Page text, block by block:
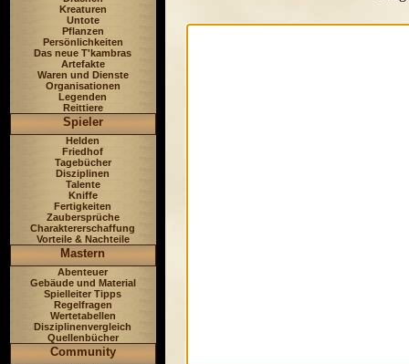
Kreaturen
Untote
Pflanzen
Persönlichkeiten
Das neue T'kambras
Artefakte
Waren und Dienste
Organisationen
Legenden
Reittiere
Spieler
Helden
Friedhof
Tagebücher
Disziplinen
Talente
Kniffe
Fertigkeiten
Zaubersprüche
Charaktererschaffung
Vorteile & Nachteile
Mastern
Abenteuer
Gebäude und Material
Spielleiter Tipps
Regelfragen
Wertetabellen
Disziplinenvergleich
Quellenbücher
Community